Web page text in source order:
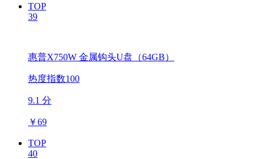
TOP
39
惠普X750W 金属钩头U盘（64GB）
热度指数100
9.1 分
￥69
TOP
40